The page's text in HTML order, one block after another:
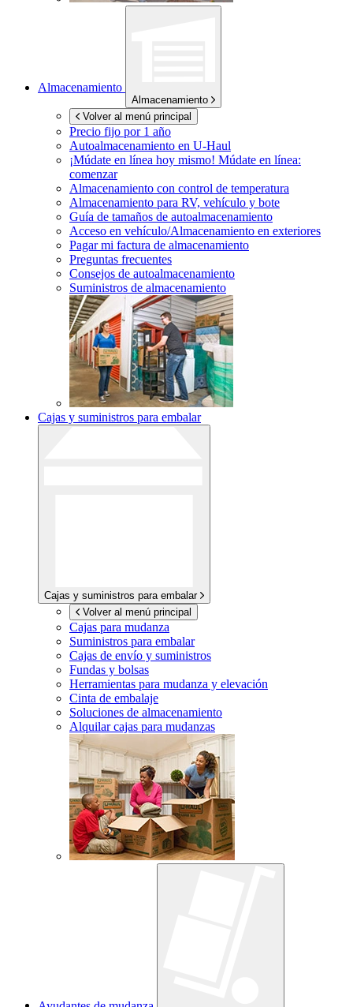
Almacenamiento
Almacenamiento
Volver al menú principal
Precio fijo por 1 año
Autoalmacenamiento en U-Haul
¡Múdate en línea hoy mismo! Múdate en línea:
comenzar
Almacenamiento con control de temperatura
Almacenamiento para RV, vehículo y bote
Guía de tamaños de autoalmacenamiento
Acceso en vehículo/Almacenamiento en exteriores
Pagar mi factura de almacenamiento
Preguntas frecuentes
Consejos de autoalmacenamiento
Suministros de almacenamiento
Cajas y suministros para embalar
Cajas y suministros para embalar
Volver al menú principal
Cajas para mudanza
Suministros para embalar
Cajas de envío y suministros
Fundas y bolsas
Herramientas para mudanza y elevación
Cinta de embalaje
Soluciones de almacenamiento
Alquilar cajas para mudanzas